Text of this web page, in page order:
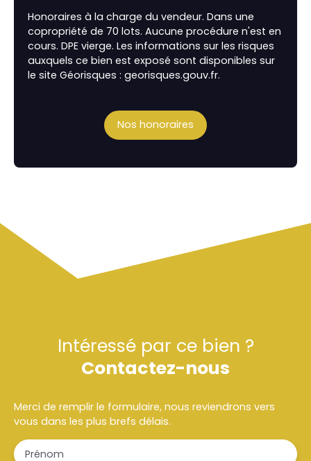
Honoraires à la charge du vendeur. Dans une
copropriété de 70 lots. Aucune procédure n'est en
cours. DPE vierge. Les informations sur les risques
auxquels ce bien est exposé sont disponibles sur
le site Géorisques : georisques.gouv.fr.
Nos honoraires
Intéressé par ce bien ?
Contactez-nous
Merci de remplir le formulaire, nous reviendrons vers
vous dans les plus brefs délais.
Prénom